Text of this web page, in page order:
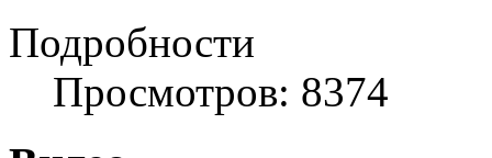
Подробности
Просмотров: 8374